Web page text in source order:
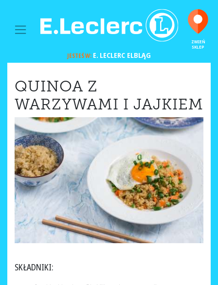
MAIN NAVIGATION
ZMIEŃ
SKLEP
JESTEŚ W: E. LECLERC ELBLĄG
QUINOA Z
WARZYWAMI I JAJKIEM
SKŁADNIKI: